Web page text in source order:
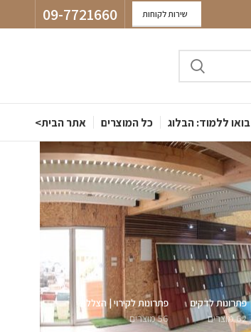
שירות לקוחות 09-7721660
בואו ללמוד: הבלוג כל המוצרים אתר הבית>
פתרונות לדקים
62 מוצרים
פתרונות לקירוי | הצללה
56 מוצרים